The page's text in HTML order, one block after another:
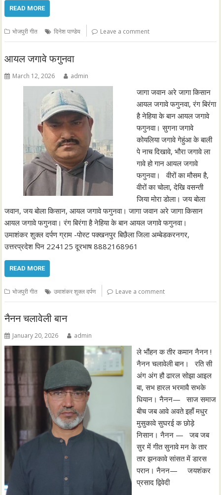
READ MORE
भोजपुरी गीत दिनेश पाण्डेय Leave a comment
आयल जगावे फगुनवा
March 12, 2026 admin
जागा जवान अरे जागा किसान
आयल जगावे फगुनवा, रंग बिरंगा
है नेहिया के बान आयल जगावे
फगुनवा। सुगना जगावे
कोयलिया जगावे गेहुंआ के बाली
पे नाच दिखावे, भौरा जगावे ला
गावे हो गान आयल जगावे
फगुनवा। वीरों का मौसम है,
वीरों का चोला, देखि वसन्ती
जिया मोरा डोला। जय बोला
जवान, जय बोला किसान, आयल जगावे फगुनवा। जागा जवान अरे जागा किसान
आयल जगावे फगुनवा। रंग बिरंगा है नेहिया के बान आयल जगावे फगुनवा।
उमाशंकर शुक्ल दर्पण ग्राम -पोस्ट पक्खनपुर बिछैला जिला अम्बेडकरनगर,
उत्तरप्रदेश पिन 224125 दूरभाष 8882168961
READ MORE
भोजपुरी गीत उमाशंकर शुक्ल दर्पण Leave a comment
नैनन चलावेली बान
January 20, 2026 admin
ले भौंहन क तीर कमान नैनन !
नैनन चलावेली बान। रति सी
अंग अंग हौ ढारल सोझा आइल
बा, सभ हारल भरमावै सभके
धियान। नैनन— साज समाज
बीच जब आवे अवते इहाँ मधुर
मुसुकावे सुघरई क छोड़े
निसान। नैनन — जब जब
सुर में गीत सुनावे मन के तार
तार झनकावे सांसत में डारस
परान। नैनन— जयशंकर
प्रसाद द्विवेदी